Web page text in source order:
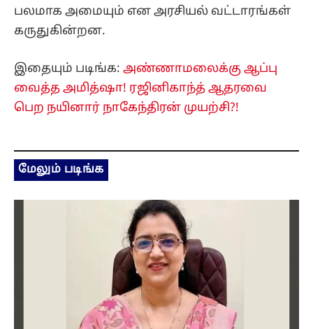
பலமாக அமையும் என அரசியல் வட்டாரங்கள்
கருதுகின்றன.
இதையும் படிங்க: அண்ணாமலைக்கு ஆப்பு
வைத்த அமித்ஷா! ரஜினிகாந்த் ஆதரவை
பெற நயினார் நாகேந்திரன் முயற்சி?!
மேலும் படிங்க